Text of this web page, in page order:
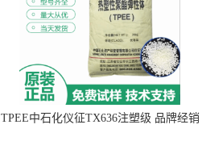
TPEE中石化仪征TX636注塑级 品牌经销